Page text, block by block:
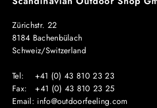
Zürichstr. 22
8184 Bachenbülach
Schweiz/Switzerland
Tel: +41 (0) 43 810 23 23
Fax: +41 (0) 43 810 23 25
Email: info@outdoorfeeling.com